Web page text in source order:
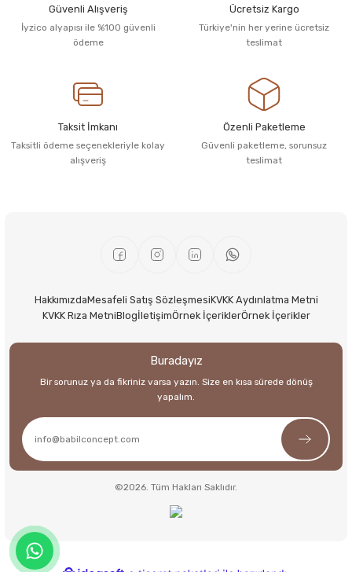
Güvenli Alışveriş
İyzico alyapısı ile %100 güvenli
ödeme
Ücretsiz Kargo
Türkiye'nin her yerine ücretsiz
teslimat
Taksit İmkanı
Taksitli ödeme seçenekleriyle kolay
alışveriş
Özenli Paketleme
Güvenli paketleme, sorunsuz
teslimat
HakkımızdaMesafeli Satış SözleşmesiKVKK Aydınlatma Metni
KVKK Rıza MetniBlogİletişimÖrnek İçeriklerÖrnek İçerikler
Buradayız
Bir sorunuz ya da fikriniz varsa yazın. Size en kısa sürede dönüş
yapalım.
©2026. Tüm Hakları Saklıdır.